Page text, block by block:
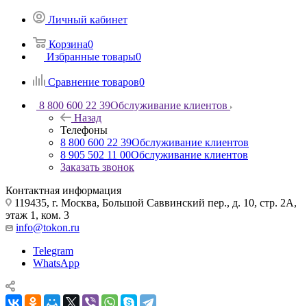
Личный кабинет
Корзина0
Избранные товары0
Сравнение товаров0
8 800 600 22 39Обслуживание клиентов
Назад
Телефоны
8 800 600 22 39Обслуживание клиентов
8 905 502 11 00Обслуживание клиентов
Заказать звонок
Контактная информация
119435, г. Москва, Большой Саввинский пер., д. 10, стр. 2А,
этаж 1, ком. 3
info@tokon.ru
Telegram
WhatsApp